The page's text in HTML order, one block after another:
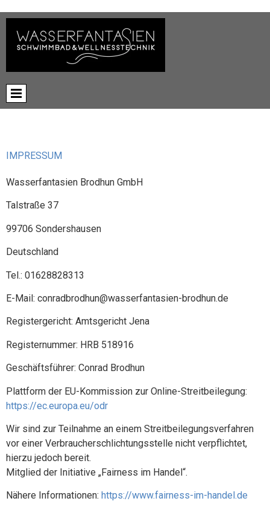
IMPRESSUM
Wasserfantasien Brodhun GmbH
Talstraße 37
99706 Sondershausen
Deutschland
Tel.: 01628828313
E-Mail: conradbrodhun@wasserfantasien-brodhun.de
Registergericht: Amtsgericht Jena
Registernummer: HRB 518916
Geschäftsführer: Conrad Brodhun
Plattform der EU-Kommission zur Online-Streitbeilegung:
https://ec.europa.eu/odr
Wir sind zur Teilnahme an einem Streitbeilegungsverfahren
vor einer Verbraucherschlichtungsstelle nicht verpflichtet,
hierzu jedoch bereit.
Mitglied der Initiative „Fairness im Handel“.
Nähere Informationen: https://www.fairness-im-handel.de